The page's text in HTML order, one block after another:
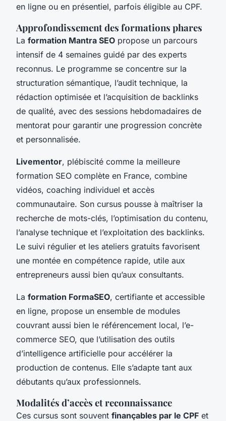
en ligne ou en présentiel, parfois éligible au CPF.
Approfondissement des formations phares
La formation Mantra SEO propose un parcours
intensif de 4 semaines guidé par des experts
reconnus. Le programme se concentre sur la
structuration sémantique, l’audit technique, la
rédaction optimisée et l’acquisition de backlinks
de qualité, avec des sessions hebdomadaires de
mentorat pour garantir une progression concrète
et personnalisée.
Livementor, plébiscité comme la meilleure
formation SEO complète en France, combine
vidéos, coaching individuel et accès
communautaire. Son cursus pousse à maîtriser la
recherche de mots-clés, l’optimisation du contenu,
l’analyse technique et l’exploitation des backlinks.
Le suivi régulier et les ateliers gratuits favorisent
une montée en compétence rapide, utile aux
entrepreneurs aussi bien qu’aux consultants.
La formation FormaSEO, certifiante et accessible
en ligne, propose un ensemble de modules
couvrant aussi bien le référencement local, l’e-
commerce SEO, que l’utilisation des outils
d’intelligence artificielle pour accélérer la
production de contenus. Elle s’adapte tant aux
débutants qu’aux professionnels.
Modalités d’accès et reconnaissance
Ces cursus sont souvent finançables par le CPF et